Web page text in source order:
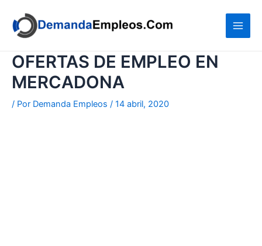
contenido
OFERTAS DE EMPLEO EN
MERCADONA
/ Por Demanda Empleos / 14 abril, 2020